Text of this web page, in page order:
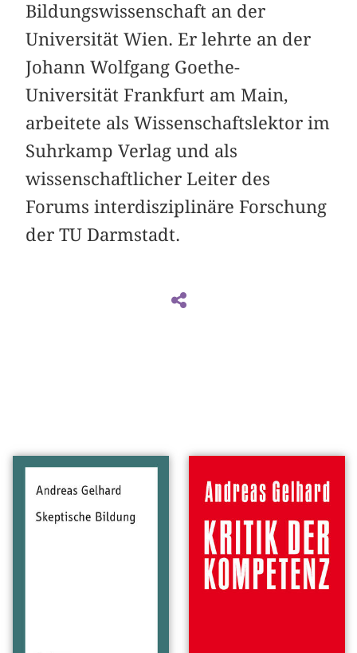
Bildungswissenschaft an der
Universität Wien. Er lehrte an der
Johann Wolfgang Goethe-
Universität Frankfurt am Main,
arbeitete als Wissenschaftslektor im
Suhrkamp Verlag und als
wissenschaftlicher Leiter des
Forums interdisziplinäre Forschung
der TU Darmstadt.